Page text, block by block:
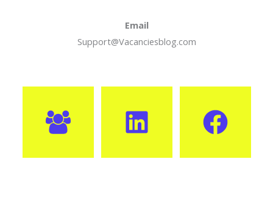
Email
Support@Vacanciesblog.com